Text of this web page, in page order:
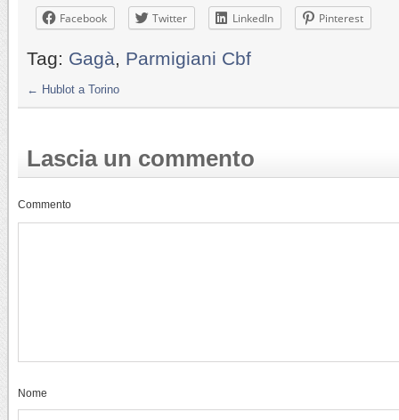
Facebook Twitter LinkedIn Pinterest
Tag: Gagà Parmigiani Cbf
← Hublot a Torino
Lascia un commento
Commento
Nome